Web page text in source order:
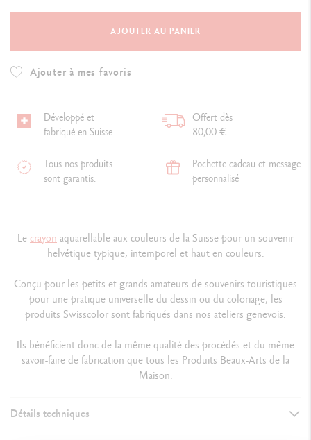
AJOUTER AU PANIER
Ajouter à mes favoris
Développé et
fabriqué en Suisse
Offert dès
80,00 €
Tous nos produits
sont garantis.
Pochette cadeau et message
personnalisé
Lecrayon aquarellable aux couleurs de la Suisse pour un souvenir
helvétique typique, intemporel et haut en couleurs.
Conçu pour les petits et grands amateurs de souvenirs touristiques
pour une pratique universelle du dessin ou du coloriage, les
produits Swisscolor sont fabriqués dans nos ateliers genevois.
Ils bénéficient donc de la même qualité des procédés et du même
savoir-faire de fabrication que tous les Produits Beaux-Arts de la
Maison.
Détails techniques